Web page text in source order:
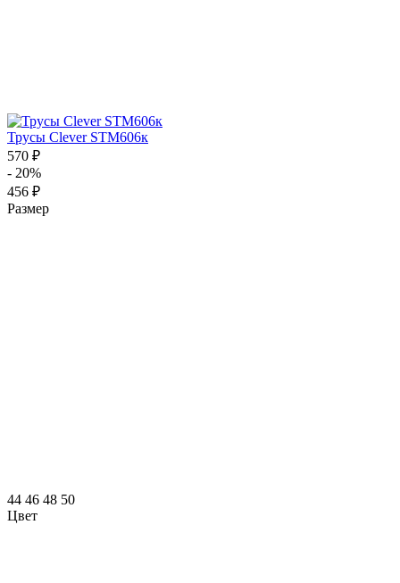
Трусы Clever STM606к
570 ₽
- 20%
456 ₽
Размер
44 46 48 50
Цвет